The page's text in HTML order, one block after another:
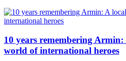
10 years remembering
world of international heroes